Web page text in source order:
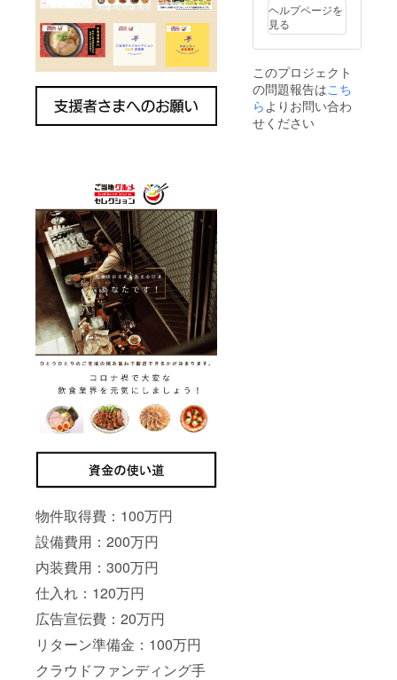
物件取得費：100万円
設備費用：200万円
内装費用：300万円
仕入れ：120万円
広告宣伝費：20万円
リターン準備金：100万円
クラウドファンディング手
ヘルプページを
見る
このプロジェクト
の問題報告はこち
ら よりお問い合わ
せください